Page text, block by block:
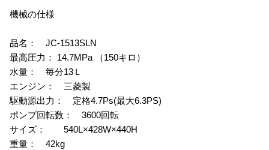
機械の仕様
品名： JC-1513SLN
最高圧力： 14.7MPa （150キロ）
水量： 毎分13Ｌ
エンジン： 三菱製
駆動源出力： 定格4.7Ps(最大6.3PS)
ポンプ回転数： 3600回転
サイズ： 540L×428W×440H
重量： 42kg